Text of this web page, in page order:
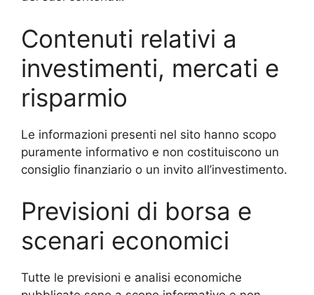
Contenuti relativi a
investimenti, mercati e
risparmio
Le informazioni presenti nel sito hanno scopo
puramente informativo e non costituiscono un
consiglio finanziario o un invito all’investimento.
Previsioni di borsa e
scenari economici
Tutte le previsioni e analisi economiche